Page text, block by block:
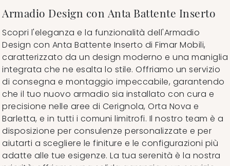
Armadio Design con Anta Battente Inserto
Scopri l'eleganza e la funzionalità dell'Armadio
Design con Anta Battente Inserto di Fimar Mobili,
caratterizzato da un design moderno e una maniglia
integrata che ne esalta lo stile. Offriamo un servizio
di consegna e montaggio impeccabile, garantendo
che il tuo nuovo armadio sia installato con cura e
precisione nelle aree di Cerignola, Orta Nova e
Barletta, e in tutti i comuni limitrofi. Il nostro team è a
disposizione per consulenze personalizzate e per
aiutarti a scegliere le finiture e le configurazioni più
adatte alle tue esigenze. La tua serenità è la nostra